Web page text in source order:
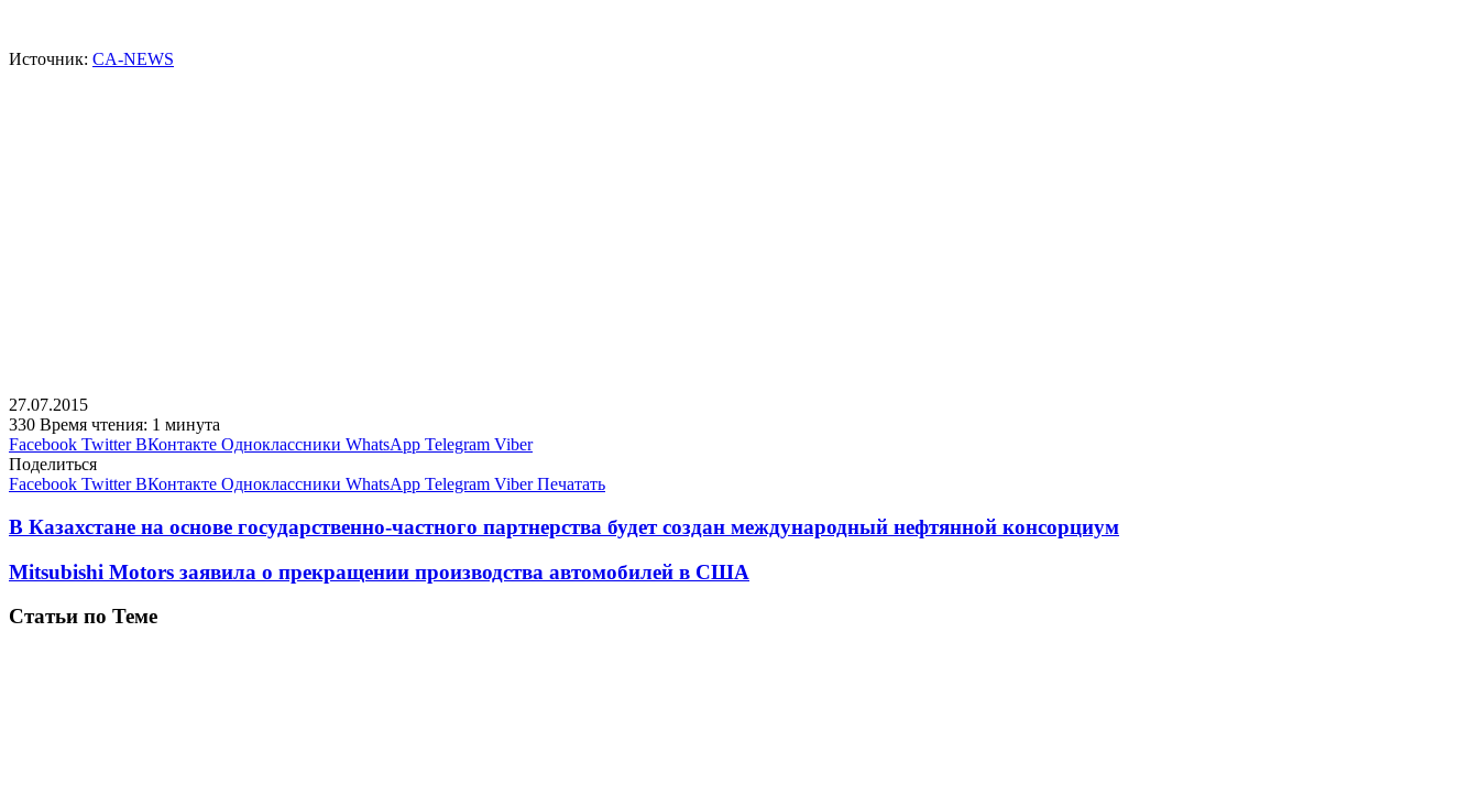
Источник: CA-NEWS
27.07.2015
330 Время чтения: 1 минута
Facebook Twitter ВКонтакте Одноклассники WhatsApp Telegram Viber
Поделиться
Facebook Twitter ВКонтакте Одноклассники WhatsApp Telegram Viber Печатать
В Казахстане на основе государственно-частного партнерства будет создан международный нефтянной консорциум
Mitsubishi Motors заявила о прекращении производства автомобилей в США
Статьи по Теме